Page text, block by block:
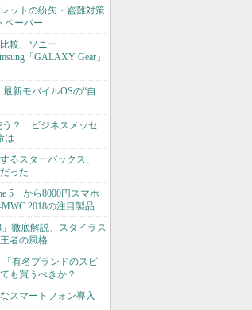
ットの紛失・盗難対策
ペーパー
較、ソニー
「GALAXY Gear」
最新モバイルOSの“自
う？ ビジネスメッセ
は
るスターバックス、
った
5」から8000円スマホ
2018の注目製品
」徹底解説、スタイラス
者の風格
「有名ブランドのスピ
も買うべきか？
スマートフォン導入